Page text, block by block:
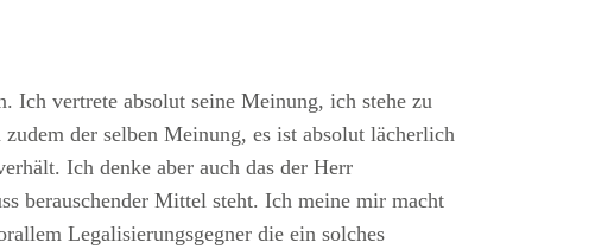
Ich vertrete absolut seine Meinung, ich stehe zu
der selben Meinung, es ist absolut lächerlich
Ich denke aber auch das der Herr
berauschender Mittel steht. Ich meine mir macht
Legalisierungsgegner die ein solches